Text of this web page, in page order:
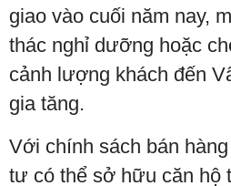
giao vào cuối năm nay,
thác nghỉ dưỡng hoặc
cảnh lượng khách đến
gia tăng.
Với chính sách bán
tư có thể sở hữu căn hộ